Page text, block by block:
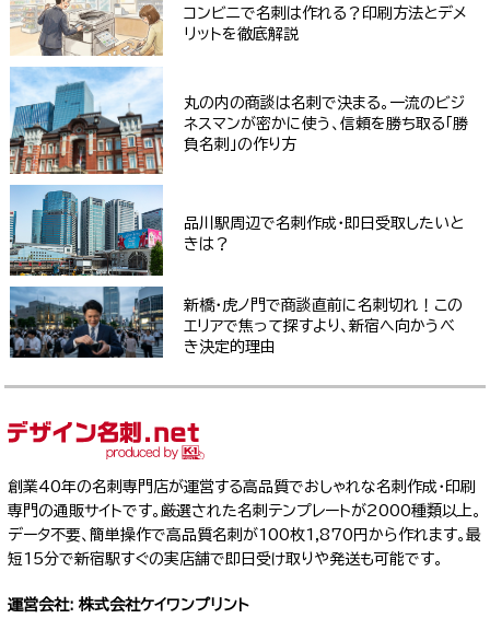
コンビニで名刺は作れる？印刷方法とデメ
リットを徹底解説
丸の内の商談は名刺で決まる。一流のビジ
ネスマンが密かに使う、信頼を勝ち取る「勝
負名刺」の作り方
品川駅周辺で名刺作成・即日受取したいと
きは？
新橋・虎ノ門で商談直前に名刺切れ！この
エリアで焦って探すより、新宿へ向かうべ
き決定的理由
創業40年の名刺専門店が運営する高品質でおしゃれな名刺作成・印刷
専門の通販サイトです。厳選された名刺テンプレートが2000種類以上。
データ不要、簡単操作で高品質名刺が100枚1,870円から作れます。最
短15分で新宿駅すぐの実店舗で即日受け取りや発送も可能です。
運営会社: 株式会社ケイワンプリント